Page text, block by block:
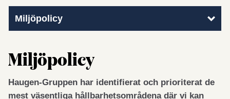
Miljöpolicy
Miljöpolicy
Haugen-Gruppen har identifierat och prioriterat de
mest väsentliga hållbarhetsområdena där vi kan